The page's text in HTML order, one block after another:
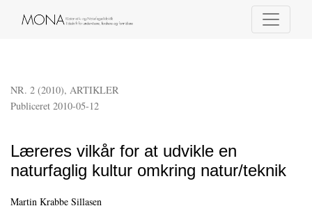
Læreres vilkår for at udvikle en naturfaglig kultur omkring natur/teknik
NR. 2 (2010), ARTIKLER
Læreres vilkår for at udvikle en
naturfaglig kultur omkring natur/teknik
Publiceret 2010-05-12
Martin Krabbe Sillasen